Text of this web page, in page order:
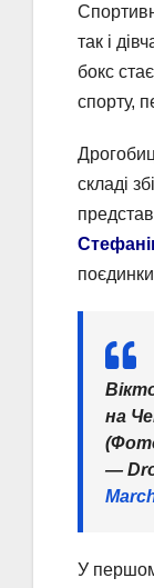
так і
бокс
спорту,
складі
на
—
У